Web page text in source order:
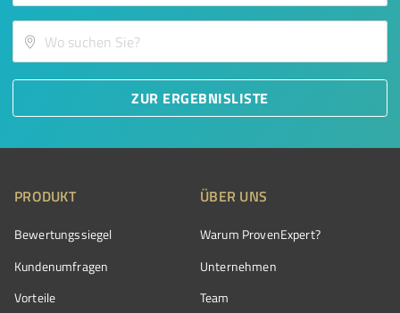
ZUR ERGEBNISLISTE
PRODUKT
Bewertungssiegel
Kundenumfragen
Vorteile
ÜBER UNS
Warum ProvenExpert?
Unternehmen
Team